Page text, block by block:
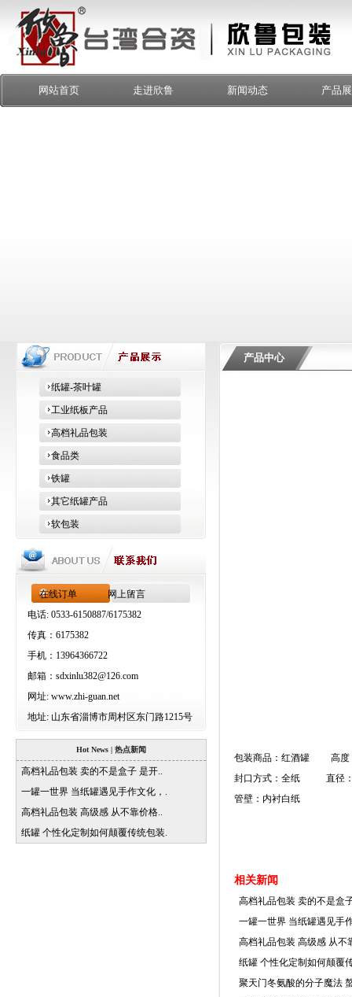
网站首页 走进欣鲁 新闻动态 产品
纸罐-茶叶罐
工业纸板产品
高档礼品包装
食品类
铁罐
其它纸罐产品
软包装
在线订单
网上留言
电话: 0533-6150887/6175382
传真：6175382
手机：13964366722
邮箱： sdxinlu382@126.com
网址: www.zhi-guan.net
地址: 山东省淄博市周村区东门路1215号
Hot News | 热点新闻
高档礼品包装 卖的不是盒子 是开..
一罐一世界 当纸罐遇见手作文化，.
高档礼品包装 高级感 从不靠价格..
纸罐 个性化定制如何颠覆传统包装.
产品中心
包装商品：红酒罐 高度
封口方式：全纸 直径：
管壁：内衬白纸
相关新闻
高档礼品包装 卖的不是盒
一罐一世界 当纸罐遇见手
高档礼品包装 高级感 从不
纸罐 个性化定制如何颠覆
聚天门冬氨酸的分子魔法